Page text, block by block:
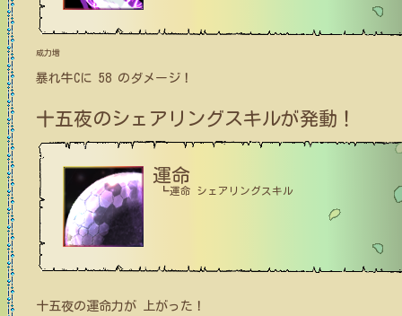
威力増
暴れ牛Cに 58 のダメージ！
十五夜のシェアリングスキルが発動！
運命
┗運命 シェアリングスキル
十五夜の運命力が 上がった！